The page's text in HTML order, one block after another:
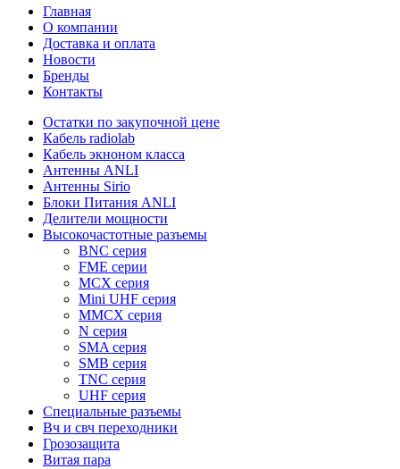
Главная
О компании
Доставка и оплата
Новости
Бренды
Контакты
Остатки по закупочной цене
Кабель radiolab
Кабель экноном класса
Антенны ANLI
Антенны Sirio
Блоки Питания ANLI
Делители мощности
Высокочастотные разъемы
BNC серия
FME серии
MCX серия
Mini UHF серия
MMCX серия
N серия
SMA серия
SMB серия
TNC серия
UHF серия
Специальные разъемы
Вч и свч переходники
Грозозащита
Витая пара